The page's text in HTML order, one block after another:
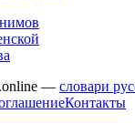
— словари
Контакты